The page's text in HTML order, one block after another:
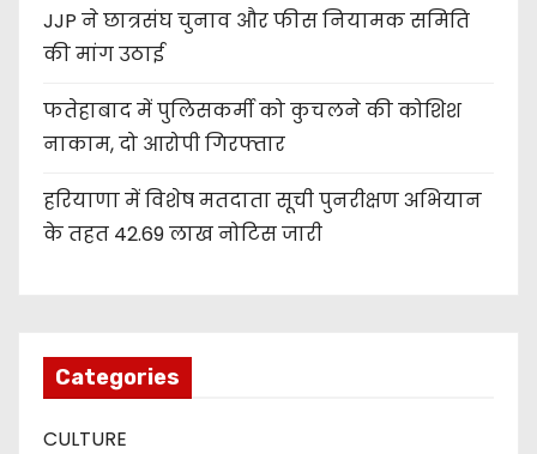
JJP ने छात्रसंघ चुनाव और फीस नियामक समिति
की मांग उठाई
फतेहाबाद में पुलिसकर्मी को कुचलने की कोशिश
नाकाम, दो आरोपी गिरफ्तार
हरियाणा में विशेष मतदाता सूची पुनरीक्षण अभियान
के तहत 42.69 लाख नोटिस जारी
Categories
CULTURE